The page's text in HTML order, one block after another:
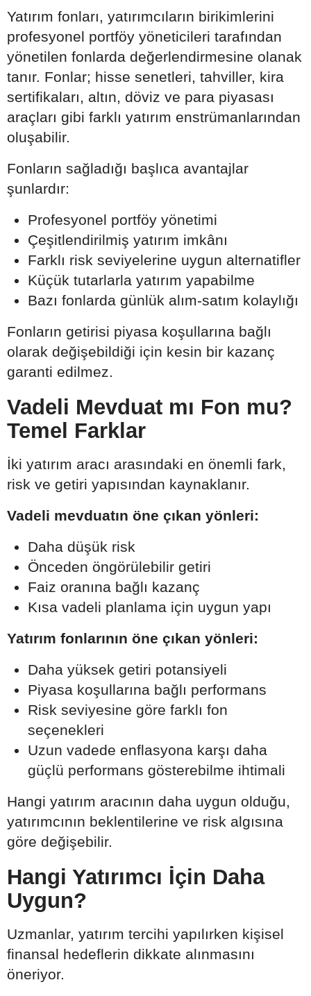
Yatırım fonları, yatırımcıların birikimlerini
profesyonel portföy yöneticileri tarafından
yönetilen fonlarda değerlendirmesine olanak
tanır. Fonlar; hisse senetleri, tahviller, kira
sertifikaları, altın, döviz ve para piyasası
araçları gibi farklı yatırım enstrümanlarından
oluşabilir.
Fonların sağladığı başlıca avantajlar
şunlardır:
Profesyonel portföy yönetimi
Çeşitlendirilmiş yatırım imkânı
Farklı risk seviyelerine uygun alternatifler
Küçük tutarlarla yatırım yapabilme
Bazı fonlarda günlük alım-satım kolaylığı
Fonların getirisi piyasa koşullarına bağlı
olarak değişebildiği için kesin bir kazanç
garanti edilmez.
Vadeli Mevduat mı Fon mu?
Temel Farklar
İki yatırım aracı arasındaki en önemli fark,
risk ve getiri yapısından kaynaklanır.
Vadeli mevduatın öne çıkan yönleri:
Daha düşük risk
Önceden öngörülebilir getiri
Faiz oranına bağlı kazanç
Kısa vadeli planlama için uygun yapı
Yatırım fonlarının öne çıkan yönleri:
Daha yüksek getiri potansiyeli
Piyasa koşullarına bağlı performans
Risk seviyesine göre farklı fon
seçenekleri
Uzun vadede enflasyona karşı daha
güçlü performans gösterebilme ihtimali
Hangi yatırım aracının daha uygun olduğu,
yatırımcının beklentilerine ve risk algısına
göre değişebilir.
Hangi Yatırımcı İçin Daha
Uygun?
Uzmanlar, yatırım tercihi yapılırken kişisel
finansal hedeflerin dikkate alınmasını
öneriyor.